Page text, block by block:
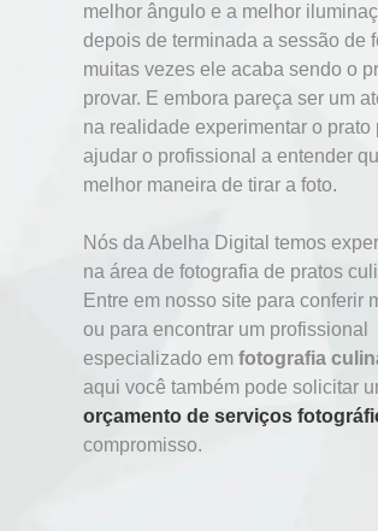
melhor ângulo e a melhor
depois de terminada a sessão de
muitas vezes ele acaba sendo o
provar. E embora pareça ser um
na realidade experimentar o prato
ajudar o profissional a entender
melhor maneira de tirar a foto.
Nós da Abelha Digital temos
na área de fotografia de pratos
Entre em nosso site para conferir
ou para encontrar um profissional
especializado em fotografia
aqui você também pode solicitar
orçamento de serviços
compromisso.